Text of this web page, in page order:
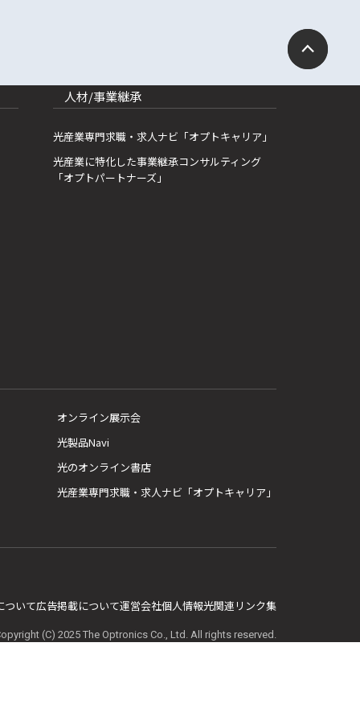
人材/事業継承
光産業専門求職・求人ナビ「オプトキャリア」
光産業に特化した事業継承コンサルティング
「オプトパートナーズ」
オンライン展示会
光製品Navi
光のオンライン書店
光産業専門求職・求人ナビ「オプトキャリア」
ついて広告掲載について運営会社個人情報光関連リンク集
(C) 2025 The Optronics Co., Ltd. All rights reserved.